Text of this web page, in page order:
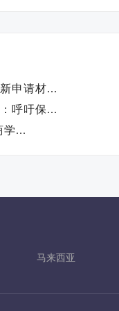
申请材...
呼吁保...
学...
马来西亚